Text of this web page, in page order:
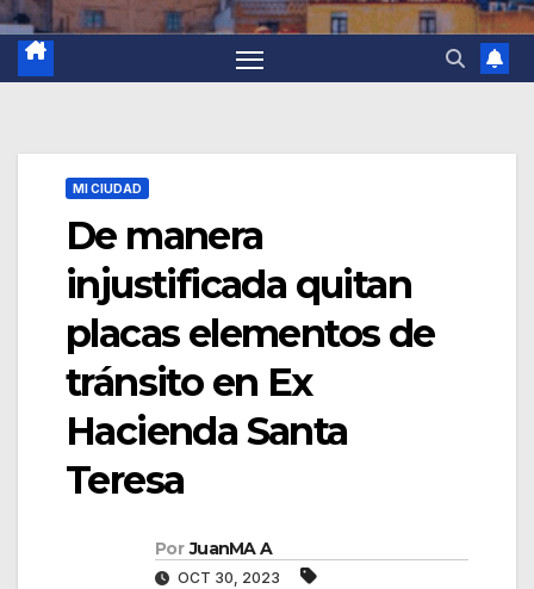
MI CIUDAD
De manera
injustificada quitan
placas elementos de
tránsito en Ex
Hacienda Santa
Teresa
Por JuanMA A
OCT 30, 2023